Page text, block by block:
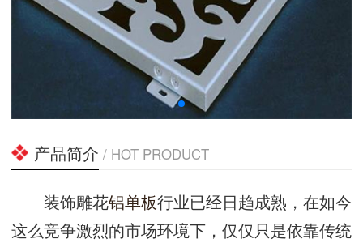
产品简介 / HOT PRODUCT
装饰雕花铝单板行业已经日趋成熟，在如今
这么竞争激烈的市场环境下，仅仅只是依靠传统